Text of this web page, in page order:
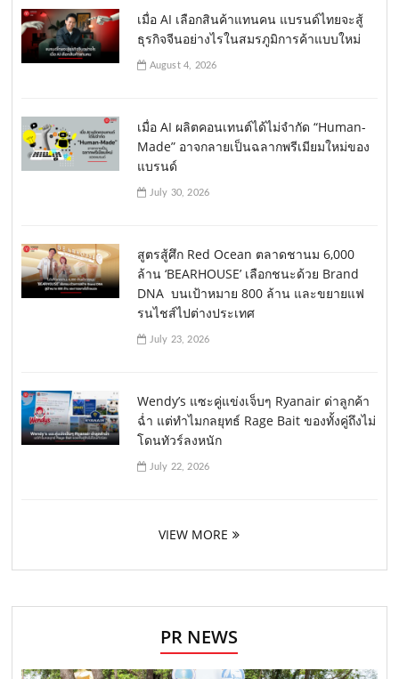
เมื่อ AI เลือกสินค้าแทนคน แบรนด์ไทยจะสู้
ธุรกิจจีนอย่างไรในสมรภูมิการค้าแบบใหม่
August 4, 2026
เมื่อ AI ผลิตคอนเทนต์ได้ไม่จำกัด “Human-
Made” อาจกลายเป็นฉลากพรีเมียมใหม่ของ
แบรนด์
July 30, 2026
สูตรสู้ศึก Red Ocean ตลาดชานม 6,000
ล้าน ‘BEARHOUSE’ เลือกชนะด้วย Brand
DNA บนเป้าหมาย 800 ล้าน และขยายแฟ
รนไชส์ไปต่างประเทศ
July 23, 2026
Wendy’s แซะคู่แข่งเจ็บๆ Ryanair ด่าลูกค้า
ฉ่ำ แต่ทำไมกลยุทธ์ Rage Bait ของทั้งคู่ถึงไม่
โดนทัวร์ลงหนัก
July 22, 2026
VIEW MORE
PR NEWS